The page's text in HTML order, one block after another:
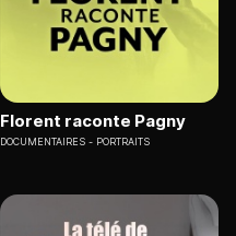
Florent raconte Pagny
DOCUMENTAIRES PORTRAITS